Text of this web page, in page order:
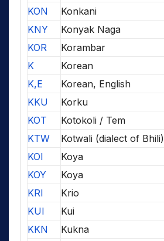
KON
Konkani
KNY
Konyak Naga
KOR
Korambar
K
Korean
K,E
Korean, English
KKU
Korku
KOT
Kotokoli / Tem
KTW
Kotwali (dialect of Bhili)
KOI
Koya
KOY
Koya
KRI
Krio
KUI
Kui
KKN
Kukna